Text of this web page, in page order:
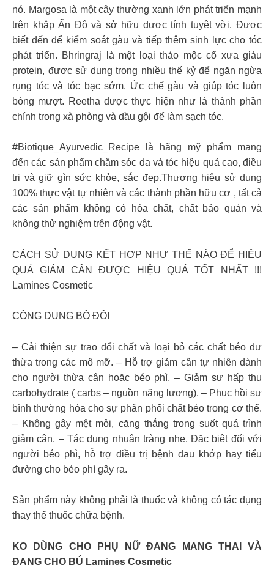
nó. Margosa là một cây thường xanh lớn phát triển mạnh
trên khắp Ấn Độ và sở hữu dược tính tuyệt vời. Được
biết đến để kiểm soát gàu và tiếp thêm sinh lực cho tóc
phát triển. Bhringraj là một loại thảo mộc cổ xưa giàu
protein, được sử dụng trong nhiều thế kỷ để ngăn ngừa
rụng tóc và tóc bạc sớm. Ức chế gàu và giúp tóc luôn
bóng mượt. Reetha được thực hiện như là thành phần
chính trong xà phòng và dầu gội để làm sạch tóc.
#Biotique_Ayurvedic_Recipe là hãng mỹ phẩm mang
đến các sản phẩm chăm sóc da và tóc hiệu quả cao, điều
trị và giữ gìn sức khỏe, sắc đẹp.Thương hiệu sử dụng
100% thực vật tự nhiên và các thành phần hữu cơ , tất cả
các sản phẩm không có hóa chất, chất bảo quản và
không thử nghiệm trên động vật.
CÁCH SỬ DỤNG KẾT HỢP NHƯ THẾ NÀO ĐỂ HIỆU
QUẢ GIẢM CÂN ĐƯỢC HIỆU QUẢ TỐT NHẤT !!!
Lamines Cosmetic
CÔNG DỤNG BỘ ĐÔI
– Cải thiện sự trao đổi chất và loại bỏ các chất béo dư
thừa trong các mô mỡ. – Hỗ trợ giảm cân tự nhiên dành
cho người thừa cân hoặc béo phì. – Giảm sự hấp thụ
carbohydrate ( carbs – nguồn năng lượng). – Phục hồi sự
bình thường hóa cho sự phân phối chất béo trong cơ thể.
– Không gây mệt mỏi, căng thẳng trong suốt quá trình
giảm cân. – Tác dụng nhuận tràng nhẹ. Đặc biệt đối với
người béo phì, hỗ trợ điều trị bệnh đau khớp hay tiểu
đường cho béo phì gây ra.
Sản phẩm này không phải là thuốc và không có tác dụng
thay thế thuốc chữa bệnh.
KO DÙNG CHO PHỤ NỮ ĐANG MANG THAI VÀ
ĐANG CHO BÚ Lamines Cosmetic